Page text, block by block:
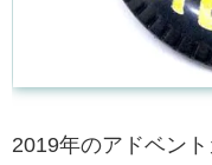
2019年のアドベン